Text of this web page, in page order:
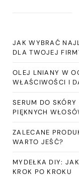
JAK WYBRAĆ
DLA TWOJEJ
OLEJ LNIANY W
WŁAŚCIWOŚCI I
SERUM DO
PIĘKNYCH
ZALECANE
WARTO JEŚĆ?
MYDEŁKA DIY:
KROK PO KROKU